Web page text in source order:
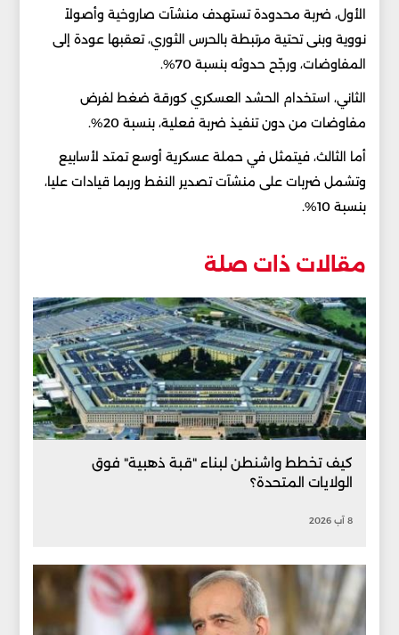
الأول، ضربة محدودة تستهدف منشآت صاروخية وأصولاً
نووية وبنى تحتية مرتبطة بالحرس الثوري، تعقبها عودة إلى
المفاوضات، ورجّح حدوثه بنسبة 70%.
الثاني، استخدام الحشد العسكري كورقة ضغط لفرض
مفاوضات من دون تنفيذ ضربة فعلية، بنسبة 20%.
أما الثالث، فيتمثل في حملة عسكرية أوسع تمتد لأسابيع
وتشمل ضربات على منشآت تصدير النفط وربما قيادات عليا،
بنسبة 10%.
مقالات ذات صلة
كيف تخطط واشنطن لبناء "قبة ذهبية" فوق
الولايات المتحدة؟
8 آب 2026